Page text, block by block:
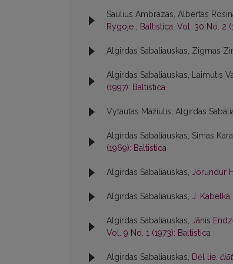
Saulius Ambrazas, Albertas
Rygoje , Baltistica: Vol. 30 No. 2
Algirdas Sabaliauskas, Zigmas
Algirdas Sabaliauskas, Laimutis
(1997): Baltistica
Vytautas Mažiulis, Algirdas
Algirdas Sabaliauskas, Simas
(1969): Baltistica
Algirdas Sabaliauskas, Jörundur
Algirdas Sabaliauskas, J. Kabelka,
Algirdas Sabaliauskas, Jānis
Vol. 9 No. 1 (1973): Baltistica
Algirdas Sabaliauskas, Dėl lie.